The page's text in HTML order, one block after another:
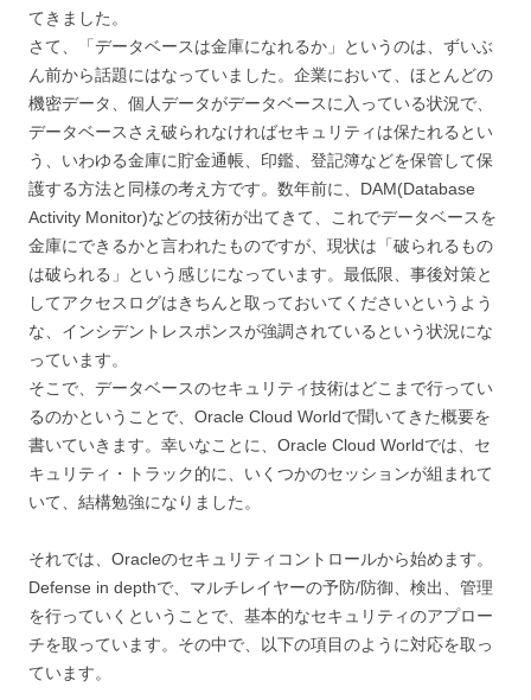
てきました。
さて、「データベースは金庫になれるか」というのは、ずいぶ
ん前から話題にはなっていました。企業において、ほとんどの
機密データ、個人データがデータベースに入っている状況で、
データベースさえ破られなければセキュリティは保たれるとい
う、いわゆる金庫に貯金通帳、印鑑、登記簿などを保管して保
護する方法と同様の考え方です。数年前に、DAM(Database
Activity Monitor)などの技術が出てきて、これでデータベースを
金庫にできるかと言われたものですが、現状は「破られるもの
は破られる」という感じになっています。最低限、事後対策と
してアクセスログはきちんと取っておいてくださいというよう
な、インシデントレスポンスが強調されているという状況にな
っています。
そこで、データベースのセキュリティ技術はどこまで行ってい
るのかということで、Oracle Cloud Worldで聞いてきた概要を
書いていきます。幸いなことに、Oracle Cloud Worldでは、セ
キュリティ・トラック的に、いくつかのセッションが組まれて
いて、結構勉強になりました。
それでは、Oracleのセキュリティコントロールから始めます。
Defense in depthで、マルチレイヤーの予防/防御、検出、管理
を行っていくということで、基本的なセキュリティのアプロー
チを取っています。その中で、以下の項目のように対応を取っ
ています。